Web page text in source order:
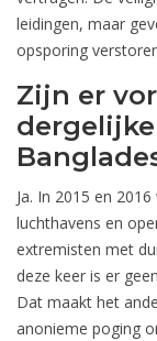
leidingen, maar
opsporing
Zijn er
Ja. In 2015 en
luchthavens en
extremisten met
deze keer is er
Dat maakt het
anonieme poging